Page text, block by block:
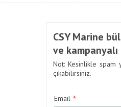
CSY Marine
ve
Not: Kesinlikle spam
çıkabilirsiniz.
Email *